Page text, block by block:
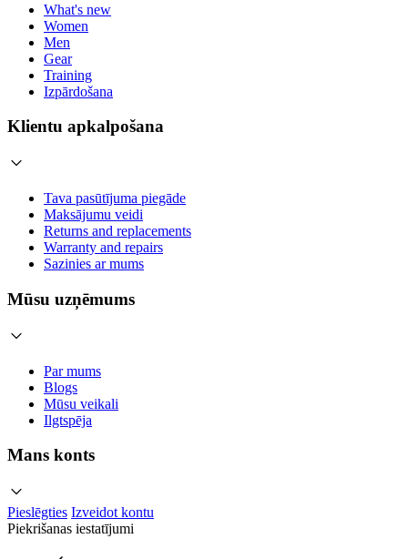
What's new
Women
Men
Gear
Training
Izpārdošana
Klientu apkalpošana
Tava pasūtījuma piegāde
Maksājumu veidi
Returns and replacements
Warranty and repairs
Sazinies ar mums
Mūsu uzņēmums
Par mums
Blogs
Mūsu veikali
Ilgtspēja
Mans konts
Pieslēgties Izveidot kontu
Piekrišanas iestatījumi